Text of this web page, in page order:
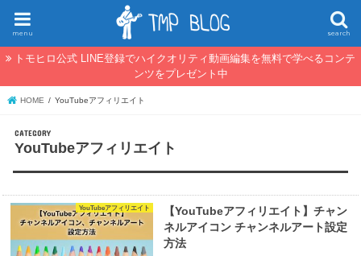
search
menu
トモヒロ公式 LINE登録でハイクオリティ動画編集を無料で学べるコンテ
ンツをプレゼント中
HOME YouTubeアフィリエイト
YouTubeアフィリエイト
YouTubeアフィリエイト
【YouTubeアフィリエイト】チャン
ネルアイコン チャンネルアート設定
方法